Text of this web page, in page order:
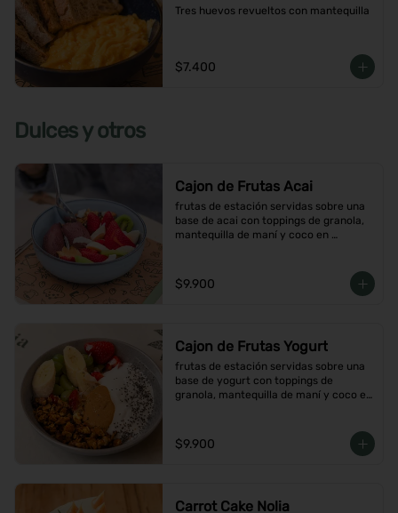
Tres huevos revueltos con mantequilla
$7.400
Dulces y otros
Cajon de Frutas Acai
frutas de estación servidas sobre una
base de acai con toppings de granola,
mantequilla de maní y coco en
$9.900
Cajon de Frutas Yogurt
frutas de estación servidas sobre una
base de yogurt con toppings de
granola, mantequilla de maní y coco en
$9.900
Carrot Cake Nolia